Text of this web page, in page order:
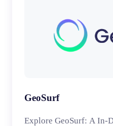
GeoSurf
Explore GeoSurf: A In-